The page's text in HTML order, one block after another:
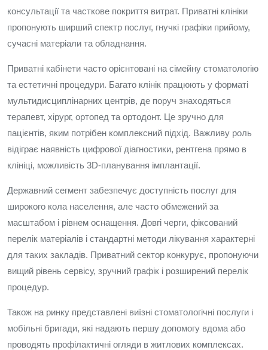
консультації та часткове покриття витрат. Приватні клініки
пропонують ширший спектр послуг, гнучкі графіки прийому,
сучасні матеріали та обладнання.
Приватні кабінети часто орієнтовані на сімейну стоматологію
та естетичні процедури. Багато клінік працюють у форматі
мультидисциплінарних центрів, де поруч знаходяться
терапевт, хірург, ортопед та ортодонт. Це зручно для
пацієнтів, яким потрібен комплексний підхід. Важливу роль
відіграє наявність цифрової діагностики, рентгена прямо в
клініці, можливість 3D-планування імплантації.
Державний сегмент забезпечує доступність послуг для
широкого кола населення, але часто обмежений за
масштабом і рівнем оснащення. Довгі черги, фіксований
перелік матеріалів і стандартні методи лікування характерні
для таких закладів. Приватний сектор конкурує, пропонуючи
вищий рівень сервісу, зручний графік і розширений перелік
процедур.
Також на ринку представлені виїзні стоматологічні послуги і
мобільні бригади, які надають першу допомогу вдома або
проводять профілактичні огляди в житлових комплексах.